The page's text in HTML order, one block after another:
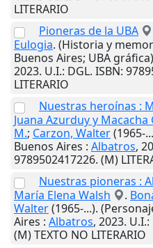
LITERARIO
Pioneras de la UBA
Eulogia. (Historia y
Buenos Aires; UBA
2023. U.I.: DGL. ISBN:
LITERARIO
Nuestras heroínas :
Juana Azurduy y Macacha
M.; Carzon, Walter(1965-
Buenos Aires : Albatros,
9789502417226. (M)
Nuestras pioneras :
María Elena Walsh
.
Walter(1965-...).
Aires : Albatros, 2023. U.I.:
(M) TEXTO NO LITERARIO